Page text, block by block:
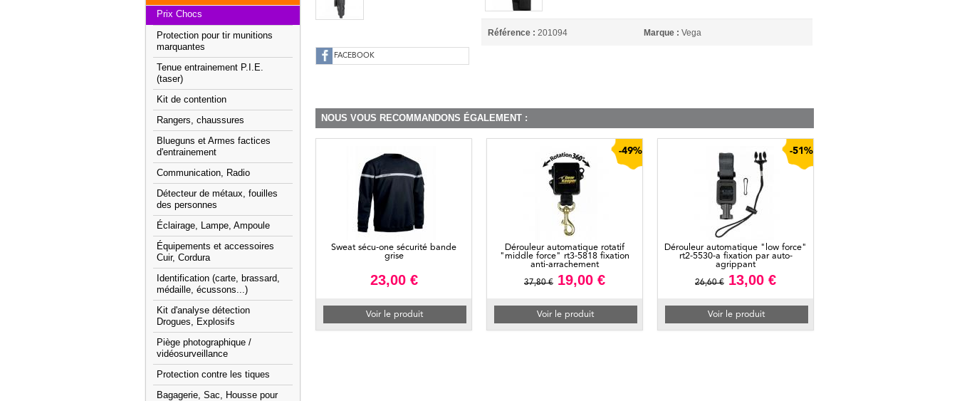
Prix Chocs
Protection pour tir munitions
marquantes
Tenue entrainement P.I.E.
(taser)
Kit de contention
Rangers, chaussures
Blueguns et Armes factices
d'entrainement
Communication, Radio
Détecteur de métaux, fouilles
des personnes
Éclairage, Lampe, Ampoule
Équipements et accessoires
Cuir, Cordura
Identification (carte, brassard,
médaille, écussons...)
Kit d'analyse détection
Drogues, Explosifs
Piège photographique /
vidéosurveillance
Protection contre les tiques
Bagagerie, Sac, Housse pour
FACEBOOK
Référence : 201094 Marque : Vega
NOUS VOUS RECOMMANDONS ÉGALEMENT :
Sweat sécu-one sécurité bande
grise
23,00 €
Voir le produit
-49%
Dérouleur automatique rotatif
"middle force" rt3-5818 fixation
anti-arrachement
37,80 € 19,00 €
Voir le produit
-51%
Dérouleur automatique "low force"
rt2-5530-a fixation par auto-
agrippant
26,60 € 13,00 €
Voir le produit